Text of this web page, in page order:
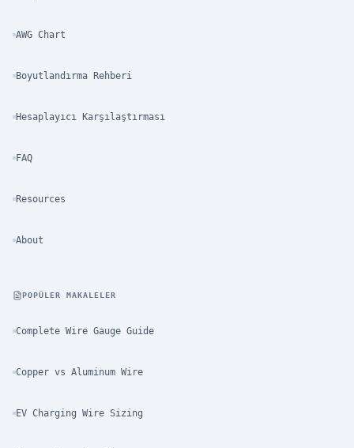
AWG Chart
Boyutlandırma Rehberi
Hesaplayıcı Karşılaştırması
FAQ
Resources
About
POPÜLER MAKALELER
Complete Wire Gauge Guide
Copper vs Aluminum Wire
EV Charging Wire Sizing